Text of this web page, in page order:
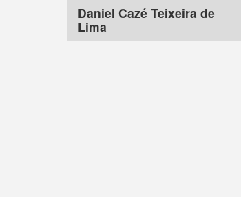
Daniel Cazé Teixeira de
Lima